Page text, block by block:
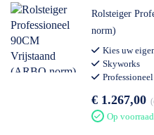
Rolsteiger
norm)
Kies uw
Skyworks
€ 1.267,00
Op voorraad